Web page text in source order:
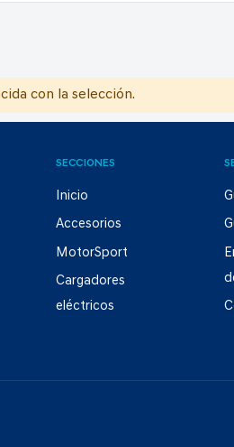
con la selección.
SECCIONES
Inicio
Accesorios
MotorSport
Cargadores
eléctricos